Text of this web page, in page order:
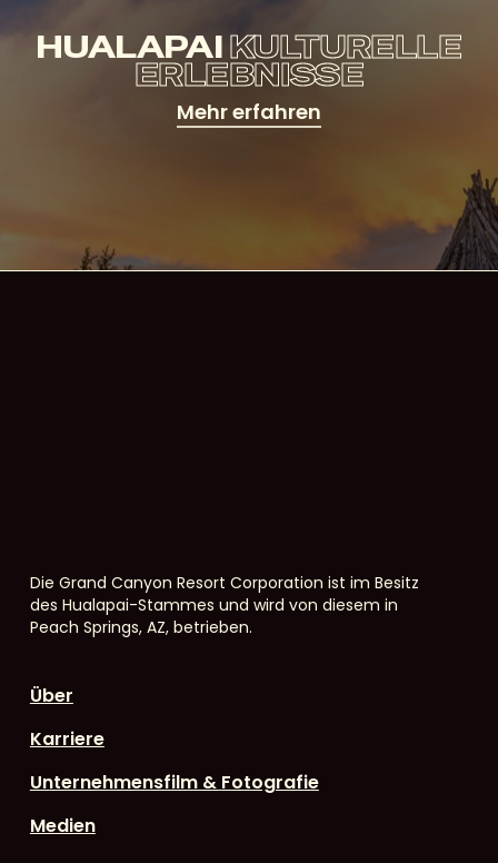
HUALAPAIKULTURELLE
ERLEBNISSE
Mehr erfahren
Die Grand Canyon Resort Corporation ist im Besitz
des Hualapai-Stammes und wird von diesem in
Peach Springs, AZ, betrieben.
Über
Karriere
Unternehmensfilm & Fotografie
Medien